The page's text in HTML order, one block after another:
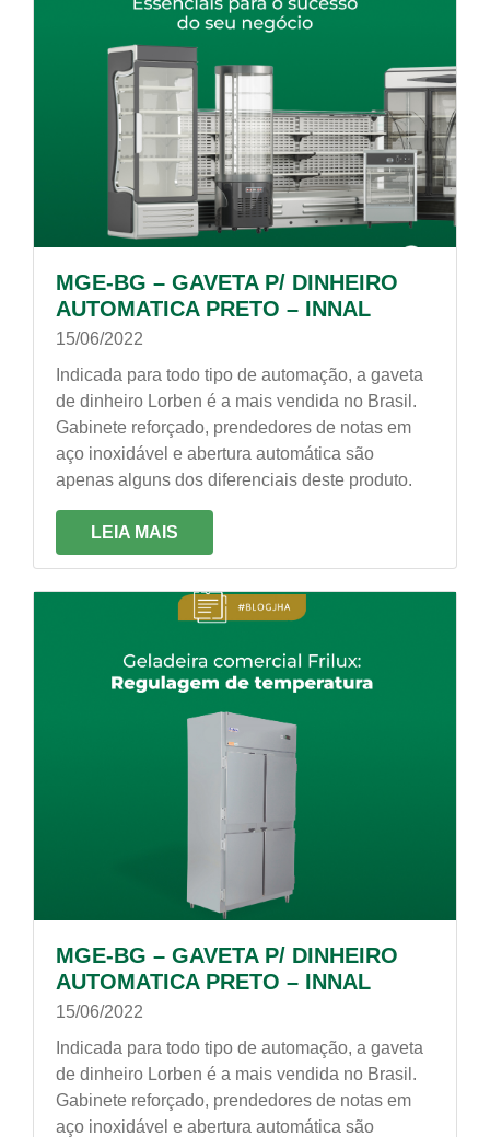
MGE-BG – GAVETA P/ DINHEIRO
AUTOMATICA PRETO – INNAL
15/06/2022
Indicada para todo tipo de automação, a gaveta
de dinheiro Lorben é a mais vendida no Brasil.
Gabinete reforçado, prendedores de notas em
aço inoxidável e abertura automática são
apenas alguns dos diferenciais deste produto.
LEIA MAIS
MGE-BG – GAVETA P/ DINHEIRO
AUTOMATICA PRETO – INNAL
15/06/2022
Indicada para todo tipo de automação, a gaveta
de dinheiro Lorben é a mais vendida no Brasil.
Gabinete reforçado, prendedores de notas em
aço inoxidável e abertura automática são